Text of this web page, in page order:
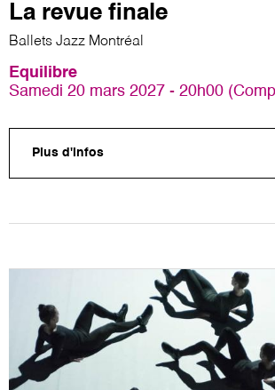
La revue finale
Ballets Jazz Montréal
Equilibre
Samedi 20 mars 2027 - 20h00
Plus d'infos